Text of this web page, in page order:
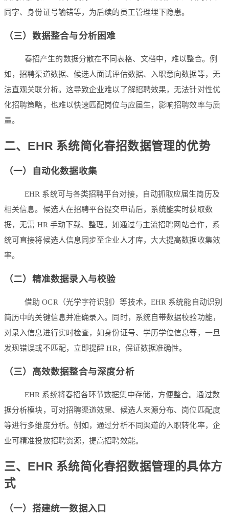
同字、身份证号输错等，为后续的员工管理埋下隐患。
（三）数据整合与分析困难
春招产生的数据分散在不同表格、文档中，难以整合。例
如，招聘渠道数据、候选人面试评估数据、入职意向数据等，无
法直观关联分析。这导致企业难以了解招聘效果，无法针对性优
化招聘策略，也难以快速匹配岗位与应届生，影响招聘效率与质
量。
二、EHR 系统简化春招数据管理的优势
（一）自动化数据收集
EHR 系统可与各类招聘平台对接，自动抓取应届生简历及
相关信息。候选人在招聘平台提交申请后，系统能实时获取数
据，无需 HR 手动下载、整理。如通过与主流招聘网站合作，系
统可直接将候选人信息同步至企业人才库，大大提高数据收集效
率。
（二）精准数据录入与校验
借助 OCR（光学字符识别）等技术，EHR 系统能自动识别
简历中的关键信息并准确录入。同时，系统自带数据校验功能，
对录入信息进行实时检查，如身份证号、学历学位信息等，一旦
发现错误或不匹配，立即提醒 HR，保证数据准确性。
（三）高效数据整合与深度分析
EHR 系统将春招各环节数据集中存储，方便整合。通过数
据分析模块，可对招聘渠道效果、候选人来源分布、岗位匹配度
等进行多维度分析。例如，通过分析不同渠道的入职转化率，企
业可精准投放招聘资源，提高招聘效能。
三、EHR 系统简化春招数据管理的具体方
式
（一）搭建统一数据入口